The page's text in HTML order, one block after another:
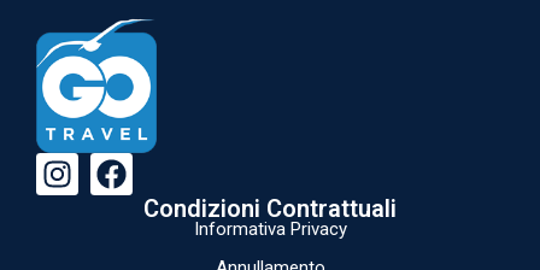
Condizioni Contrattuali
Informativa Privacy